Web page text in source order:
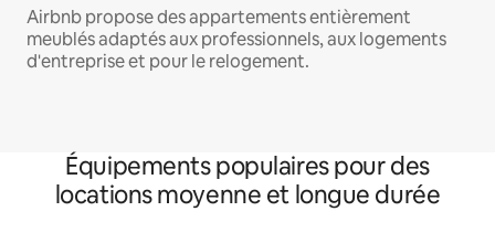
Airbnb propose des appartements entièrement
meublés adaptés aux professionnels, aux logements
d'entreprise et pour le relogement.
Équipements populaires pour des
locations moyenne et longue durée